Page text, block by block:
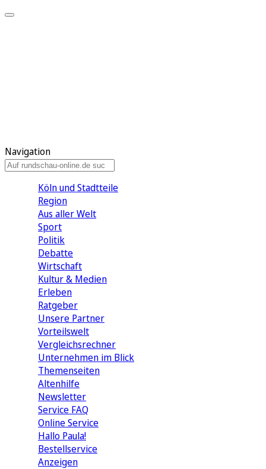
Navigation
Köln und Stadtteile
Region
Aus aller Welt
Sport
Politik
Debatte
Wirtschaft
Kultur & Medien
Erleben
Ratgeber
Unsere Partner
Vorteilswelt
Vergleichsrechner
Unternehmen im Blick
Themenseiten
Altenhilfe
Newsletter
Service FAQ
Online Service
Hallo Paula!
Bestellservice
Anzeigen